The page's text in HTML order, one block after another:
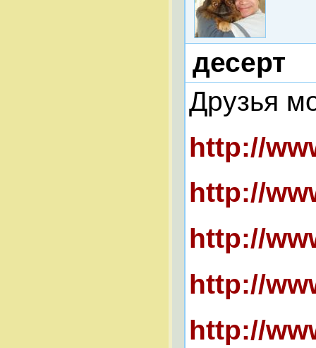
десерт
Друзья
http://
http://
http://
http://
http://